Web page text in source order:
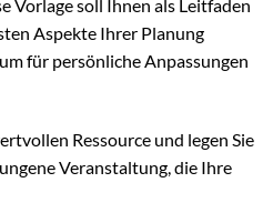
Vorlage soll Ihnen als Leitfaden
Aspekte Ihrer Planung
für persönliche Anpassungen
Ressource und legen Sie
Veranstaltung, die Ihre